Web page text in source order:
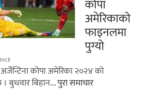
कोपा
अमेरिकाको
फाइनलमा
पुग्यो
कोपा अमेरिका २०२४ को
बुधवार बिहान... पुरा समाचार